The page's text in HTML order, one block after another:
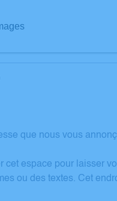
que nous vous
cet espace pour laisser
ou des textes. Cet